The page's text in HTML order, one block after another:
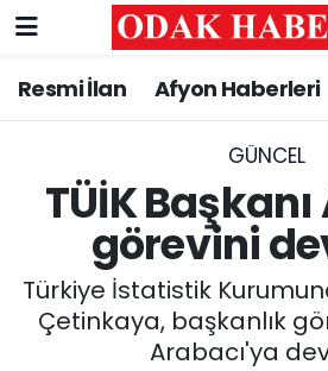
Resmi İlan Afyon Haberleri
GÜNCEL
TÜİK
görevini
Türkiye İstatistik
Çetinkaya, başkanlık
Arabacı'ya
AFYONKARAHİSAR
ASAYİŞ
GÜNCEL
SİYASET
Nöbetçi Eczaneler
Trafik Durumu
Süper Lig Puan Durumu
Tüm Manşetler